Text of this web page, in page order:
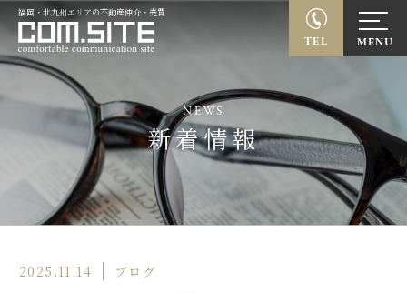
福岡・北九州エリアの不動産仲介・売買
TEL
NEWS
新着情報
2025.11.14 ブログ